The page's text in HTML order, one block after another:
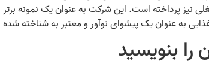
نیز پرداخته است. این شرکت به عنوان یک نمونه
غذایی به عنوان یک پیشوای نوآور و معتبر به شناخته
را بنویسید